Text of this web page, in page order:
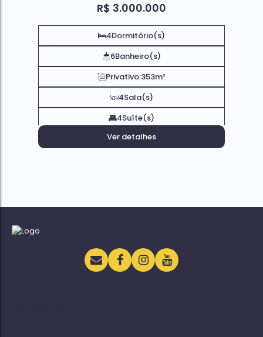
R$ 3.000.000
4Dormitório(s)
6Banheiro(s)
Privativo:353m²
4Sala(s)
4Suíte(s)
Ver detalhes